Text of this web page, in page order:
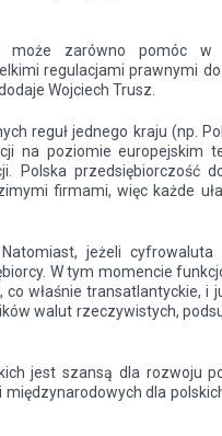
może zarówno pomóc w
regulacjami prawnymi
Wojciech Trusz.
reguł jednego kraju (np.
na poziomie europejskim
Polska przedsiębiorczość
firmami, więc każde
jeżeli cyfrowaluta
W tym momencie
właśnie transatlantyckie, i
walut rzeczywistych,
jest szansą dla rozwoju
dla